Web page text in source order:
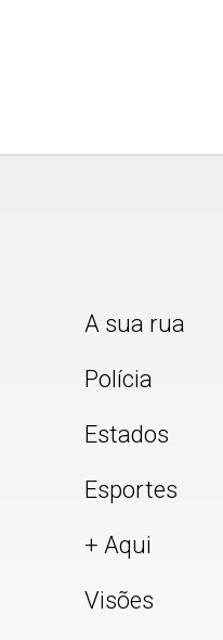
A sua rua
Polícia
Estados
Esportes
+ Aqui
Visões